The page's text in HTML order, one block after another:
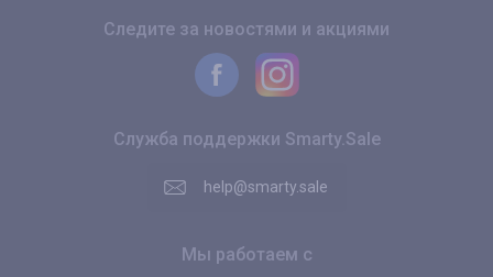
Следите за новостями и акциями
Служба поддержки Smarty.Sale
help@smarty.sale
Мы работаем с